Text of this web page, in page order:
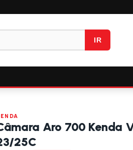
IR
Aro 700 Kenda
25C